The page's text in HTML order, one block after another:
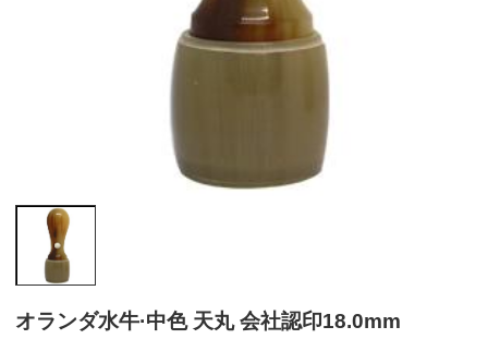
オランダ水牛·中色 天丸 会社認印18.0mm